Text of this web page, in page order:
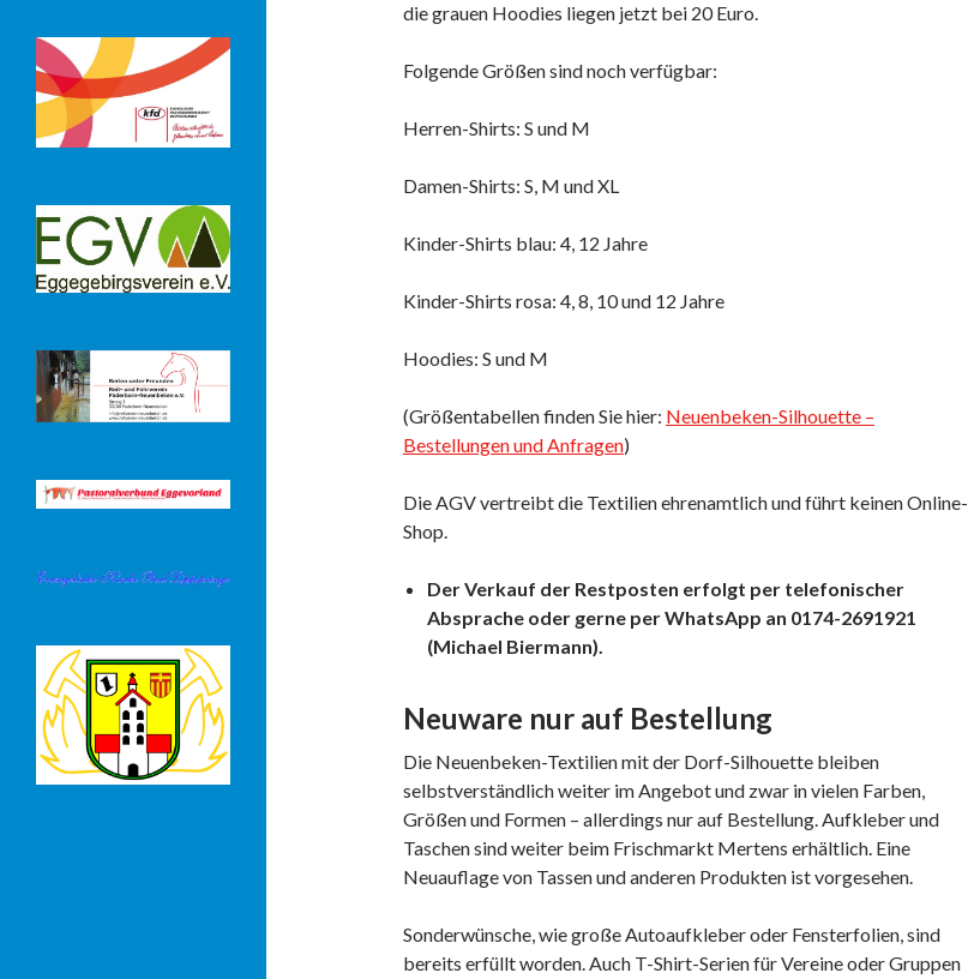
die grauen Hoodies liegen jetzt bei 20 Euro.
Folgende Größen sind noch verfügbar:
Herren-Shirts: S und M
Damen-Shirts: S, M und XL
Kinder-Shirts blau: 4, 12 Jahre
Kinder-Shirts rosa: 4, 8, 10 und 12 Jahre
Hoodies: S und M
(Größentabellen finden Sie hier: Neuenbeken-Silhouette –
Bestellungen und Anfragen)
Die AGV vertreibt die Textilien ehrenamtlich und führt keinen Online-
Shop.
Der Verkauf der Restposten erfolgt per telefonischer
Absprache oder gerne per WhatsApp an 0174-2691921
(Michael Biermann).
Neuware nur auf Bestellung
Die Neuenbeken-Textilien mit der Dorf-Silhouette bleiben
selbstverständlich weiter im Angebot und zwar in vielen Farben,
Größen und Formen – allerdings nur auf Bestellung. Aufkleber und
Taschen sind weiter beim Frischmarkt Mertens erhältlich. Eine
Neuauflage von Tassen und anderen Produkten ist vorgesehen.
Sonderwünsche, wie große Autoaufkleber oder Fensterfolien, sind
bereits erfüllt worden. Auch T-Shirt-Serien für Vereine oder Gruppen